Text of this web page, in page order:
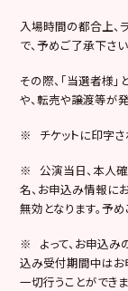
入場時間の都合上、
で、予めご了承下さい
その際、「当選者様
や、転売や譲渡等が
※ チケットに印字さ
※ 公演当日、本人確
名、お申込み情報に
無効となります。予め
※ よって、お申込み
込み受付期間中はお
一切行うことができま